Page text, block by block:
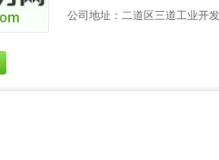
公司地址：二道区三道工业开